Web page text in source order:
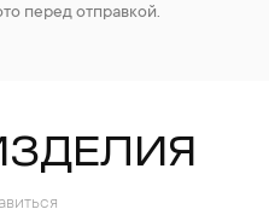
перед отправкой.